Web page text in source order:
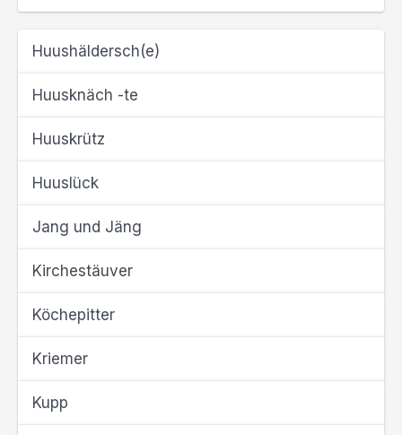
Huushäldersch(e)
Huusknäch -te
Huuskrütz
Huuslück
Jang und Jäng
Kirchestäuver
Köchepitter
Kriemer
Kupp